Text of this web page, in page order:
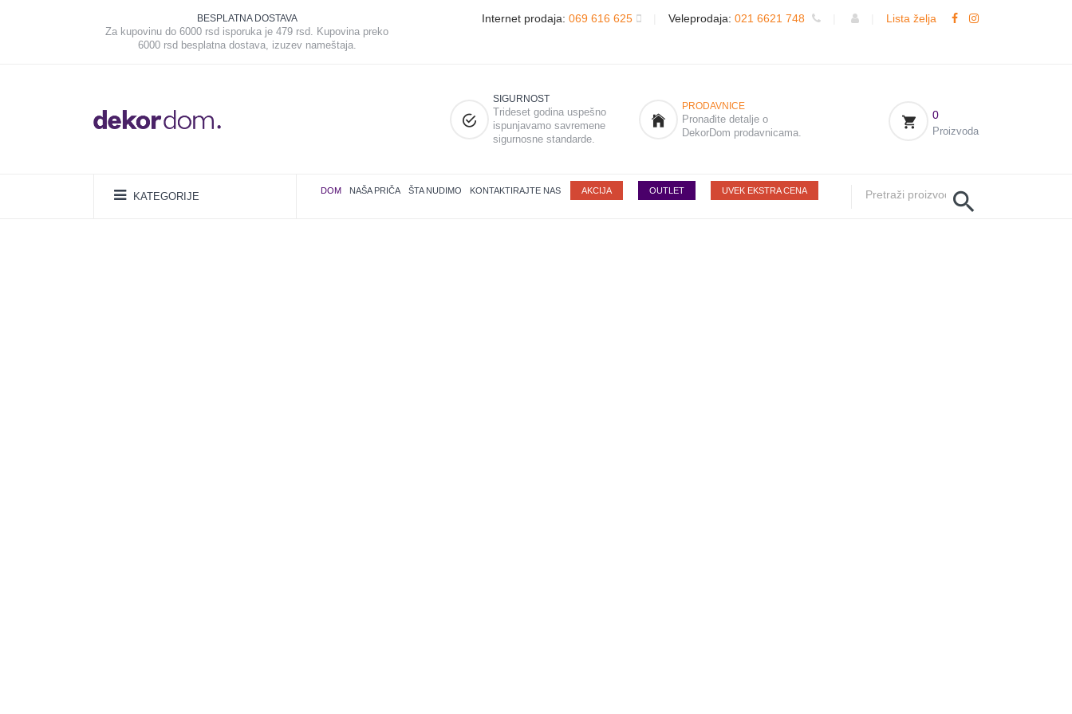
BESPLATNA DOSTAVA
Za kupovinu do 6000 rsd isporuka je 479 rsd. Kupovina preko
6000 rsd besplatna dostava, izuzev nameštaja.
Internet prodaja: 069 616 625 Veleprodaja: 021 6621 748 Lista želja
SIGURNOST
Trideset godina uspešno
ispunjavamo savremene
sigurnosne standarde.
PRODAVNICE
Pronađite detalje o
DekorDom prodavnicama.
0
Proizvoda
KATEGORIJE DOM NAŠA PRIČA ŠTA NUDIMO KONTAKTIRAJTE NAS AKCIJA OUTLET UVEK EKSTRA CENA